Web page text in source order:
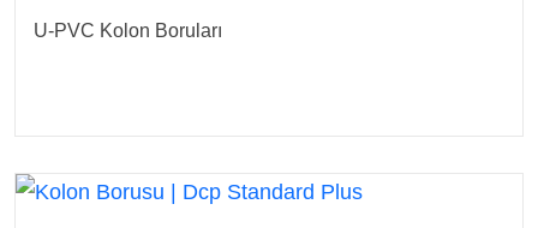
U-PVC Kolon Boruları